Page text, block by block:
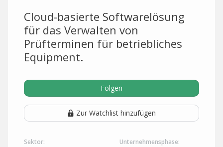
Cloud-basierte Softwarelösung
für das Verwalten von
Prüfterminen für betriebliches
Equipment.
Folgen
Zur Watchlist hinzufügen
Sektor: Unternehmensphase: